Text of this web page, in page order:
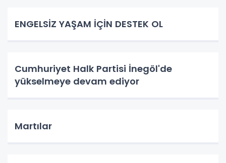
ENGELSİZ YAŞAM İÇİN DESTEK OL
Cumhuriyet Halk Partisi İnegöl'de
yükselmeye devam ediyor
Martılar